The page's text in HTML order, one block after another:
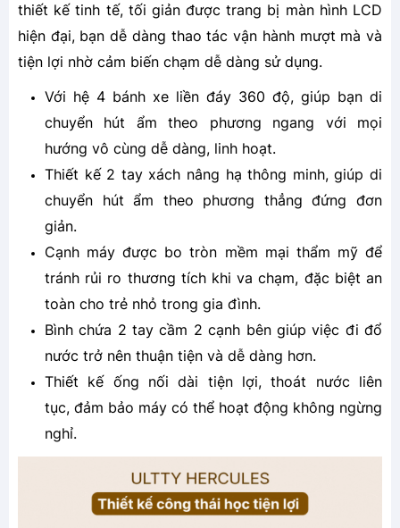
thiết kế tinh tế, tối giản được trang bị màn hình LCD
hiện đại, bạn dễ dàng thao tác vận hành mượt mà và
tiện lợi nhờ cảm biến chạm dễ dàng sử dụng.
Với hệ 4 bánh xe liền đáy 360 độ, giúp bạn di
chuyển hút ẩm theo phương ngang với mọi
hướng vô cùng dễ dàng, linh hoạt.
Thiết kế 2 tay xách nâng hạ thông minh, giúp di
chuyển hút ẩm theo phương thẳng đứng đơn
giản.
Cạnh máy được bo tròn mềm mại thẩm mỹ để
tránh rủi ro thương tích khi va chạm, đặc biệt an
toàn cho trẻ nhỏ trong gia đình.
Bình chứa 2 tay cầm 2 cạnh bên giúp việc đi đổ
nước trở nên thuận tiện và dễ dàng hơn.
Thiết kế ống nối dài tiện lợi, thoát nước liên
tục, đảm bảo máy có thể hoạt động không ngừng
nghỉ.